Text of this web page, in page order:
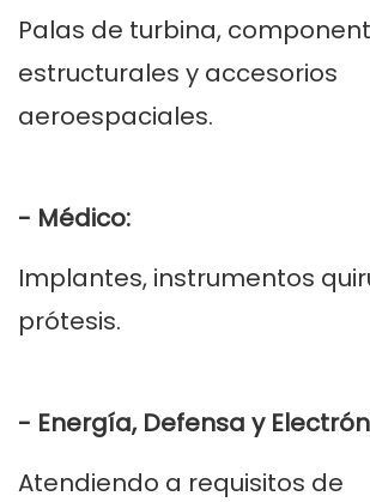
Palas de turbina,
estructurales y accesorios
aeroespaciales.
- Médico:
Implantes, instrumentos
prótesis.
- Energía, Defensa y
Atendiendo a requisitos de